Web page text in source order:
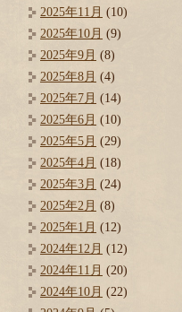
2025年11月 (10)
2025年10月 (9)
2025年9月 (8)
2025年8月 (4)
2025年7月 (14)
2025年6月 (10)
2025年5月 (29)
2025年4月 (18)
2025年3月 (24)
2025年2月 (8)
2025年1月 (12)
2024年12月 (12)
2024年11月 (20)
2024年10月 (22)